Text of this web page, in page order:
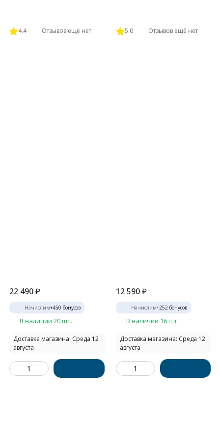
4.4 Отзывов ещё нет
22 490₽
Начислим+450 бонусов
В наличии 20 шт.
Доставка магазина: Среда 12
августа
5.0 Отзывов ещё нет
12 590 ₽
Начислим+252 бонусов
В наличии 16 шт.
Доставка магазина: Среда 12
августа